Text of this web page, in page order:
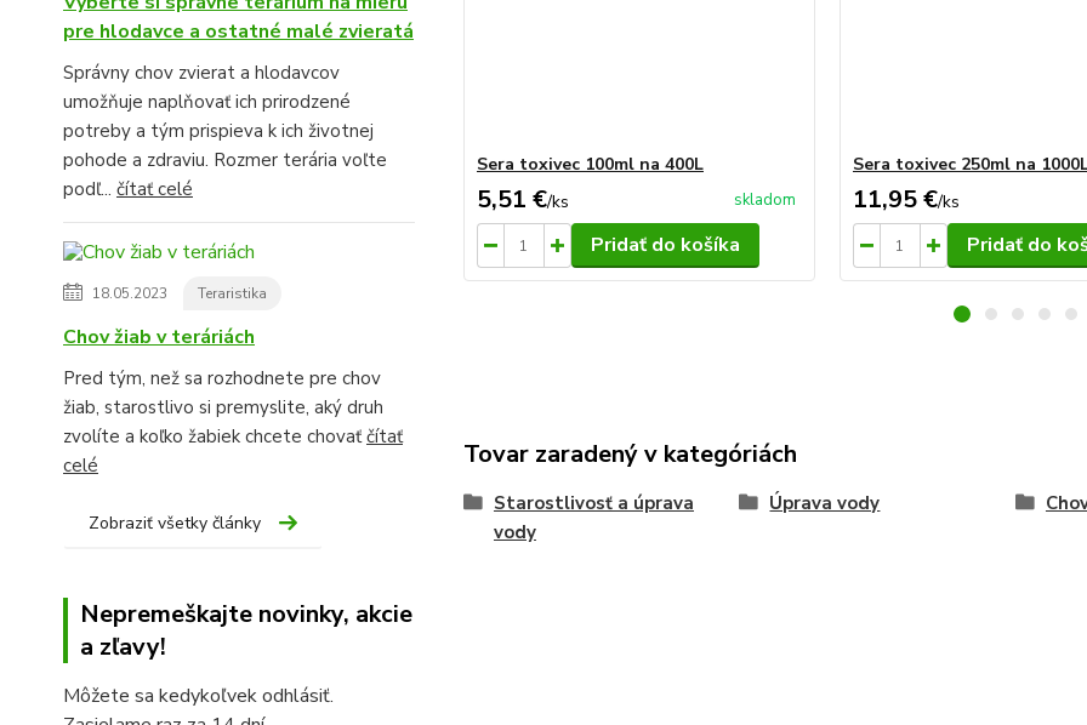
pre hlodavce a ostatné malé zvieratá
Správny chov zvierat a hlodavcov
umožňuje naplňovať ich prirodzené
potreby a tým prispieva k ich životnej
pohode a zdraviu. Rozmer terária voľte
podľ... čítať celé
18.05.2023 Teraristika
Chov žiab v teráriách
Pred tým, než sa rozhodnete pre chov
žiab, starostlivo si premyslite, aký druh
zvolíte a koľko žabiek chcete chovaťčítať
celé
Zobraziť všetky články
Nepremeškajte novinky, akcie
a zľavy!
Môžete sa kedykoľvek odhlásiť.
Sera toxivec 100ml na 400L
5,51 €/ks skladom
Pridať do košíka
Sera toxivec 250ml na
11,95 €/ks
Pridať do
Tovar zaradený v kategóriách
Starostlivosť a úprava
vody
Úprava vody